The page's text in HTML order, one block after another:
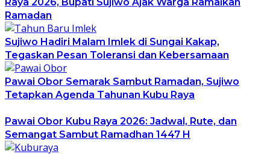
Ramadan
Sujiwo Hadiri Malam Imlek di Sungai Kakap,
Tegaskan Pesan Toleransi dan Kebersamaan
Pawai Obor Semarak Sambut Ramadan, Sujiwo
Tetapkan Agenda Tahunan Kubu Raya
Pawai Obor Kubu Raya 2026: Jadwal, Rute, dan
Semangat Sambut Ramadhan 1447 H